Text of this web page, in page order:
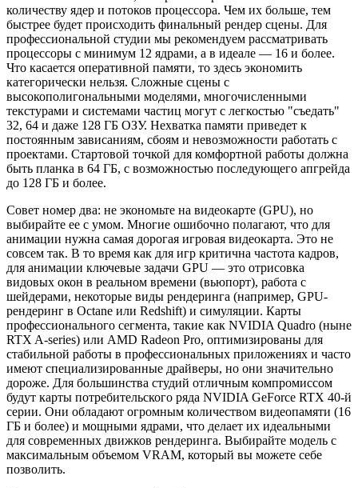
количеству ядер и потоков процессора. Чем их больше, тем
быстрее будет происходить финальный рендер сцены. Для
профессиональной студии мы рекомендуем рассматривать
процессоры с минимум 12 ядрами, а в идеале — 16 и более.
Что касается оперативной памяти, то здесь экономить
категорически нельзя. Сложные сцены с
высокополигональными моделями, многочисленными
текстурами и системами частиц могут с легкостью "съедать"
32, 64 и даже 128 ГБ ОЗУ. Нехватка памяти приведет к
постоянным зависаниям, сбоям и невозможности работать с
проектами. Стартовой точкой для комфортной работы должна
быть планка в 64 ГБ, с возможностью последующего апгрейда
до 128 ГБ и более.
Совет номер два: не экономьте на видеокарте (GPU), но
выбирайте ее с умом. Многие ошибочно полагают, что для
анимации нужна самая дорогая игровая видеокарта. Это не
совсем так. В то время как для игр критична частота кадров,
для анимации ключевые задачи GPU — это отрисовка
видовых окон в реальном времени (вьюпорт), работа с
шейдерами, некоторые виды рендеринга (например, GPU-
рендеринг в Octane или Redshift) и симуляции. Карты
профессионального сегмента, такие как NVIDIA Quadro (ныне
RTX A-series) или AMD Radeon Pro, оптимизированы для
стабильной работы в профессиональных приложениях и часто
имеют специализированные драйверы, но они значительно
дороже. Для большинства студий отличным компромиссом
будут карты потребительского ряда NVIDIA GeForce RTX 40-й
серии. Они обладают огромным количеством видеопамяти (16
ГБ и более) и мощными ядрами, что делает их идеальными
для современных движков рендеринга. Выбирайте модель с
максимальным объемом VRAM, который вы можете себе
позволить.